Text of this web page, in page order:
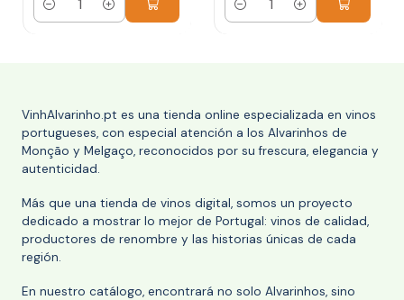
Cantidad Cantidad
VinhAlvarinho.pt es una tienda online especializada en vinos
portugueses, con especial atención a los Alvarinhos de
Monção y Melgaço, reconocidos por su frescura, elegancia y
autenticidad.
Más que una tienda de vinos digital, somos un proyecto
dedicado a mostrar lo mejor de Portugal: vinos de calidad,
productores de renombre y las historias únicas de cada
región.
En nuestro catálogo, encontrará no solo Alvarinhos, sino